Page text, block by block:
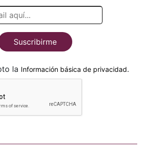
Suscribirme
He leido y acepto la Información básica de privacidad.